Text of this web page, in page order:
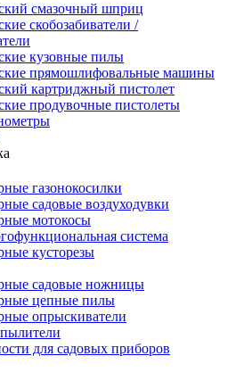
смазочный шприц
скобозабиватели /
кузовные пилы
прямошлифовальные машины
картриджный пистолет
продувочные пистолеты
газонокосилки
садовые воздуходувки
мотокосы
система
кусторезы
садовые ножницы
цепные пилы
опрыскиватели
для садовых приборов